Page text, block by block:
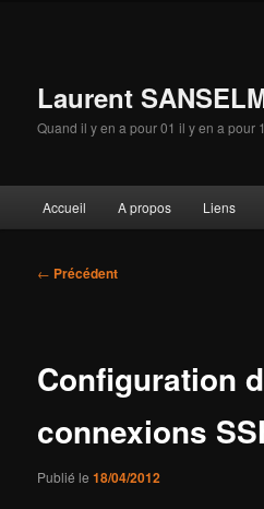
Laurent
Quand il y en a pour 01 il y en a pour
principal
Accueil A propos Liens
Navigation
← Précédent
Configuration
connexions
Publié le18/04/2012